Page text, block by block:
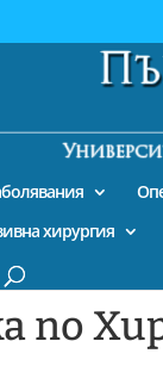
хирургия
по